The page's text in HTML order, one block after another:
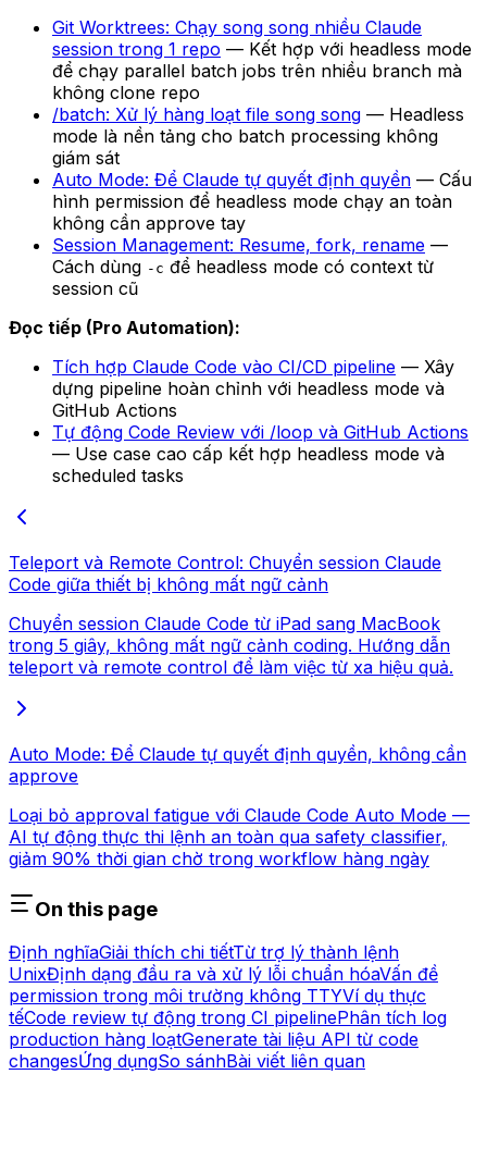
Git Worktrees: Chạy song song nhiều Claude
session trong 1 repo — Kết hợp với headless mode
để chạy parallel batch jobs trên nhiều branch mà
không clone repo
/batch: Xử lý hàng loạt file song song — Headless
mode là nền tảng cho batch processing không
giám sát
Auto Mode: Để Claude tự quyết định quyền — Cấu
hình permission để headless mode chạy an toàn
không cần approve tay
Session Management: Resume, fork, rename —
Cách dùng -c để headless mode có context từ
session cũ
Đọc tiếp (Pro Automation):
Tích hợp Claude Code vào CI/CD pipeline — Xây
dựng pipeline hoàn chỉnh với headless mode và
GitHub Actions
Tự động Code Review với /loop và GitHub Actions
— Use case cao cấp kết hợp headless mode và
scheduled tasks
Teleport và Remote Control: Chuyển session Claude
Code giữa thiết bị không mất ngữ cảnh
Chuyển session Claude Code từ iPad sang MacBook
trong 5 giây, không mất ngữ cảnh coding. Hướng dẫn
teleport và remote control để làm việc từ xa hiệu quả.
Auto Mode: Để Claude tự quyết định quyền, không cần
approve
Loại bỏ approval fatigue với Claude Code Auto Mode —
AI tự động thực thi lệnh an toàn qua safety classifier,
giảm 90% thời gian chờ trong workflow hàng ngày
On this page
Định nghĩaGiải thích chi tiếtTừ trợ lý thành lệnh
UnixĐịnh dạng đầu ra và xử lý lỗi chuẩn hóaVấn đề
permission trong môi trường không TTYVí dụ thực
tếCode review tự động trong CI pipelinePhân tích log
production hàng loạtGenerate tài liệu API từ code
changesỨng dụngSo sánhBài viết liên quan